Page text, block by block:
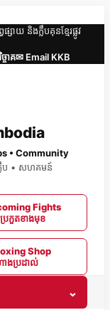
យ និងក្លឹបគុនខ្មែរផ្លូវ
ាគ✉ Email KKB
• Community
លឹប • សហគមន៍
Fights
ប្រកួតខាងមុខ
Shop
ងប្រដាល់
⌄